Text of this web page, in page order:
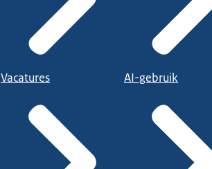
Vacatures AI-gebruik